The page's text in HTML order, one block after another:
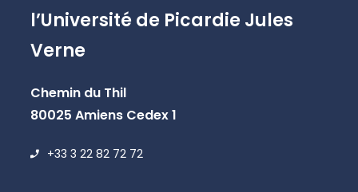
l’Université de Picardie Jules
Verne
Chemin du Thil
80025 Amiens Cedex 1
+33 3 22 82 72 72